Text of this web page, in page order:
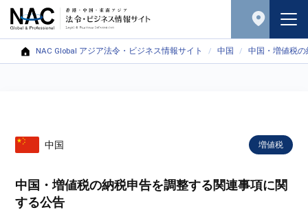
NAC Global アジア法令・ビジネス情報サイト 中国 中国・増値税
中国 増値税
中国・増値税の納税申告を調整する関連事項に関
する公告